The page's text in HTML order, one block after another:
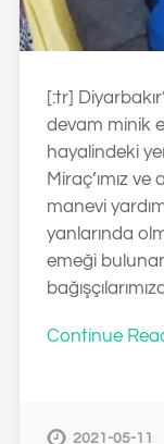
[:tr]
devam minik
hayalindeki
Miraç’ımız
manevi
yanlarında
emeği
Continue
2021-05-11